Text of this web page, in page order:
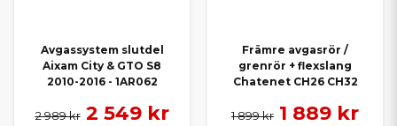
Avgassystem slutdel
Aixam City & GTO S8
2010-2016 - 1AR062
2 989 kr 2 549 kr
Främre avgasrör /
grenrör + flexslang
Chatenet CH26 CH32
1 899 kr 1 889 kr